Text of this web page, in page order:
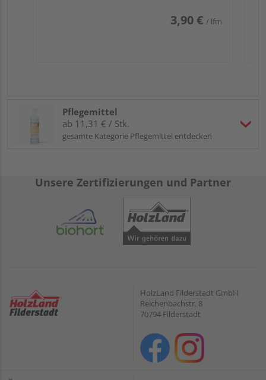
3,90 € / lfm
Pflegemittel
ab 11,31 € / Stk.
gesamte Kategorie Pflegemittel entdecken
Unsere Zertifizierungen und Partner
HolzLand Filderstadt GmbH
Reichenbachstr. 8
70794 Filderstadt